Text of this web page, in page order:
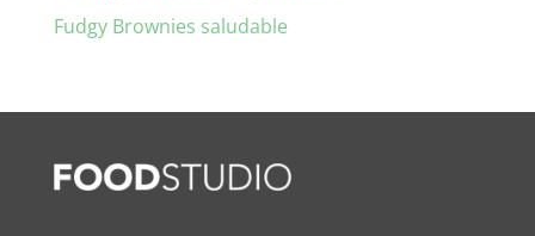
Fudgy Brownies saludable